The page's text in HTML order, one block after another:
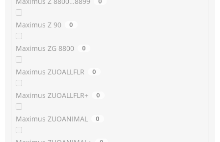
Maximus Z 90 0
Maximus ZG 8800 0
Maximus ZUOALLFLR 0
Maximus ZUOALLFLR+ 0
Maximus ZUOANIMAL 0